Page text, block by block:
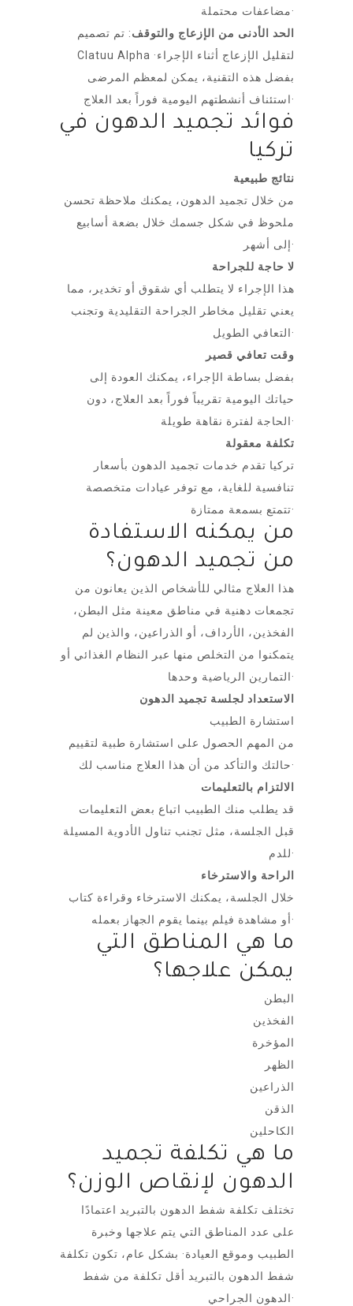
مضاعفات محتملة·
الحد الأدنى من الإزعاج والتوقف: تم تصميم
Clatuu Alpha لتقليل الإزعاج أثناء الإجراء·
بفضل هذه التقنية، يمكن لمعظم المرضى
استئناف أنشطتهم اليومية فوراً بعد العلاج·
فوائد تجميد الدهون في
تركيا
نتائج طبيعية
من خلال تجميد الدهون، يمكنك ملاحظة تحسن
ملحوظ في شكل جسمك خلال بضعة أسابيع
إلى أشهر·
لا حاجة للجراحة
هذا الإجراء لا يتطلب أي شقوق أو تخدير، مما
يعني تقليل مخاطر الجراحة التقليدية وتجنب
التعافي الطويل·
وقت تعافي قصير
بفضل بساطة الإجراء، يمكنك العودة إلى
حياتك اليومية تقريباً فوراً بعد العلاج، دون
الحاجة لفترة نقاهة طويلة·
تكلفة معقولة
تركيا تقدم خدمات تجميد الدهون بأسعار
تنافسية للغاية، مع توفر عيادات متخصصة
تتمتع بسمعة ممتازة·
من يمكنه الاستفادة
من تجميد الدهون؟
هذا العلاج مثالي للأشخاص الذين يعانون من
تجمعات دهنية في مناطق معينة مثل البطن،
الفخذين، الأرداف، أو الذراعين، والذين لم
يتمكنوا من التخلص منها عبر النظام الغذائي أو
التمارين الرياضية وحدها·
الاستعداد لجلسة تجميد الدهون
استشارة الطبيب
من المهم الحصول على استشارة طبية لتقييم
حالتك والتأكد من أن هذا العلاج مناسب لك·
الالتزام بالتعليمات
قد يطلب منك الطبيب اتباع بعض التعليمات
قبل الجلسة، مثل تجنب تناول الأدوية المسيلة
للدم·
الراحة والاسترخاء
خلال الجلسة، يمكنك الاسترخاء وقراءة كتاب
أو مشاهدة فيلم بينما يقوم الجهاز بعمله·
ما هي المناطق التي
يمكن علاجها؟
البطن
الفخذين
المؤخرة
الظهر
الذراعين
الذقن
الكاحلين
ما هي تكلفة تجميد
الدهون لإنقاص الوزن؟
تختلف تكلفة شفط الدهون بالتبريد اعتمادًا
على عدد المناطق التي يتم علاجها وخبرة
الطبيب وموقع العيادة· بشكل عام، تكون تكلفة
شفط الدهون بالتبريد أقل تكلفة من شفط
الدهون الجراحي·